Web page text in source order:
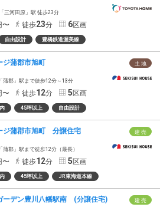
三河田原」駅 徒歩23分
〜 徒歩23分 6区画
自由設計 豊橋鉄道渥美線
土 地
ジ蒲郡市旭町
蒲郡」駅まで徒歩12分～13分
〜 徒歩12分 5区画
45坪以上 自由設計
建 売
ジ蒲郡市旭町 分譲住宅
蒲郡」駅まで徒歩12分（最長）
〜 徒歩12分 5区画
45坪以上 JR東海道本線
建 売
ーデン豊川八幡駅南 (分譲住宅)